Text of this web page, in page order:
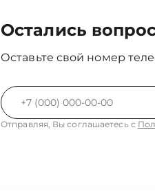
Остались
Оставьте свой номер
Отправляя, Вы соглашаетесь с